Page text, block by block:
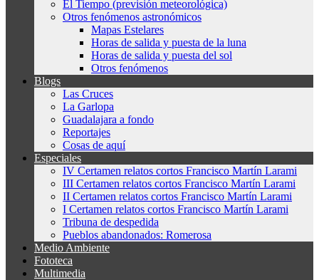
El Tiempo (previsión meteorológica)
Otros fenómenos astronómicos
Mapas Estelares
Horas de salida y puesta de la luna
Horas de salida y puesta del sol
Otros fenómenos
Blogs
Las Cruces
La Garlopa
Guadalajara a fondo
Reportajes
Cosas de aquí
Especiales
IV Certamen relatos cortos Francisco Martín Larami
III Certamen relatos cortos Francisco Martín Larami
II Certamen relatos cortos Francisco Martín Larami
I Certamen relatos cortos Francisco Martín Larami
Tribuna de despedida
Pueblos abandonados: Romerosa
Medio Ambiente
Fototeca
Multimedia